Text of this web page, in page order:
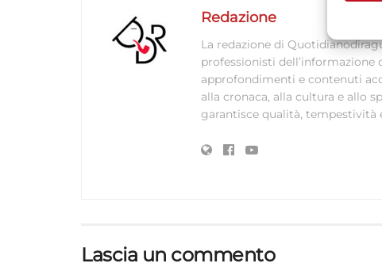
alle
Redazione
La redazione di
professionisti
approfondimenti e contenuti
alla cronaca, alla cultura e allo
garantisce qualità, tempestività
Lascia un commento